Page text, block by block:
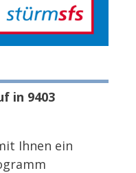
in 9403
Ihnen ein